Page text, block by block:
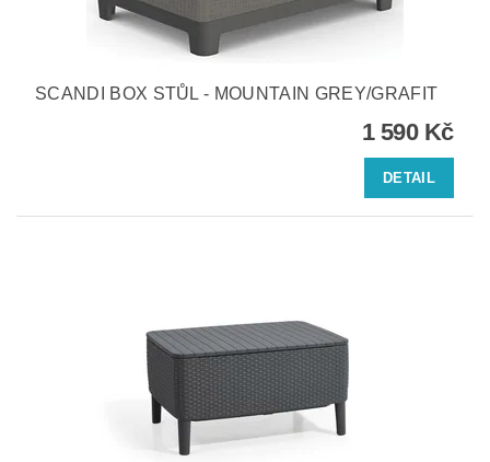
SCANDI BOX STŮL - MOUNTAIN GREY/GRAFIT
1 590 Kč
DETAIL